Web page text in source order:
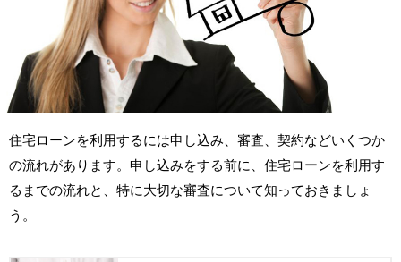
住宅ローンを利用するには申し込み、審査、契約などいくつか
の流れがあります。申し込みをする前に、住宅ローンを利用す
るまでの流れと、特に大切な審査について知っておきましょ
う。